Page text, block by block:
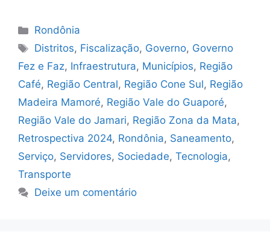
Categorias
Rondônia
Tags
Distritos, Fiscalização, Governo, Governo
Fez e Faz, Infraestrutura, Municípios, Região
Café, Região Central, Região Cone Sul, Região
Madeira Mamoré, Região Vale do Guaporé,
Região Vale do Jamari, Região Zona da Mata,
Retrospectiva 2024, Rondônia, Saneamento,
Serviço, Servidores, Sociedade, Tecnologia,
Transporte
Deixe um comentário